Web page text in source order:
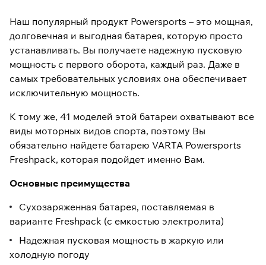
Наш популярный продукт Powersports – это мощная,
долговечная и выгодная батарея, которую просто
устанавливать. Вы получаете надежную пусковую
мощность с первого оборота, каждый раз. Даже в
самых требовательных условиях она обеспечивает
исключительную мощность.
К тому же, 41 моделей этой батареи охватывают все
виды моторных видов спорта, поэтому Вы
обязательно найдете батарею VARTA Powersports
Freshpack, которая подойдет именно Вам.
Основные преимущества
Сухозаряженная батарея, поставляемая в
варианте Freshpack (с емкостью электролита)
Надежная пусковая мощность в жаркую или
холодную погоду